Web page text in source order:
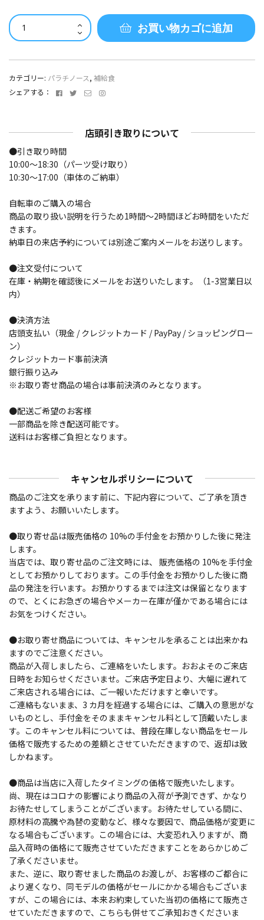
パ
ラ
ノ
ー
WARABEAT!!
ら
び
風
お買い物カゴに追加
カテゴリー: パラチノース, 補給食
シェアする：
FacebookTwitter
メ
ド
ス
Instagram
店頭引き取りについて
●引き取り時間
10:00～18:30（パーツ受け取り）
10:30～17:00（車体のご納車）
自転車のご購入の場合
商品の取り扱い説明を行うため1時間〜2時間ほどお時間をいただ
きます。
納車日の来店予約については別途ご案内メールをお送りします。
●注文受付について
在庫・納期を確認後にメールをお送りいたします。（1-3営業日以
内）
●決済方法
店頭支払い（現金 / クレジットカード / PayPay / ショッピングロー
ン）
クレジットカード事前決済
銀行振り込み
※お取り寄せ商品の場合は事前決済のみとなります。
●配送ご希望のお客様
一部商品を除き配送可能です。
送料はお客様ご負担となります。
キャンセルポリシーについて
商品のご注文を承ります前に、下記内容について、ご了承を頂き
ますよう、お願いいたします。
●取り寄せ品は販売価格の 10%の手付金をお預かりした後に発注
します。
当店では、取り寄せ品のご注文時には、 販売価格の 10%を手付金
としてお預かりしております。この手付金をお預かりした後に商
品の発注を行います。お預かりするまでは注文は保留となります
ので、とくにお急ぎの場合やメーカー在庫が僅かである場合には
お気をつけください。
●お取り寄せ商品については、キャンセルを承ることは出来かね
ますのでご注意ください。
商品が入荷しましたら、ご連絡をいたします。おおよそのご来店
日時をお知らせくださいませ。ご来店予定日より、大幅に遅れて
ご来店される場合には、ご一報いただけますと幸いです。
ご連絡もないまま、3 カ月を経過する場合には、ご購入の意思がな
いものとし、手付金をそのままキャンセル料として頂戴いたしま
す。このキャンセル料については、普段在庫しない商品をセール
価格で販売するための差額とさせていただきますので、返却は致
しかねます。
●商品は当店に入荷したタイミングの価格で販売いたします。
尚、現在はコロナの影響により商品の入荷が予測できず、かなり
お待たせしてしまうことがございます。お待たせしている間に、
原材料の高騰や為替の変動など、様々な要因で、商品価格が変更に
なる場合もございます。この場合には、大変恐れ入りますが、商
品入荷時の価格にて販売させていただきますことをあらかじめご
了承くださいませ。
また、逆に、取り寄せました商品のお渡しが、お客様のご都合に
より遅くなり、同モデルの価格がセールにかかる場合もございま
すが、この場合には、本来お約束していた当初の価格にて販売さ
せていただきますので、こちらも併せてご承知おきくださいま